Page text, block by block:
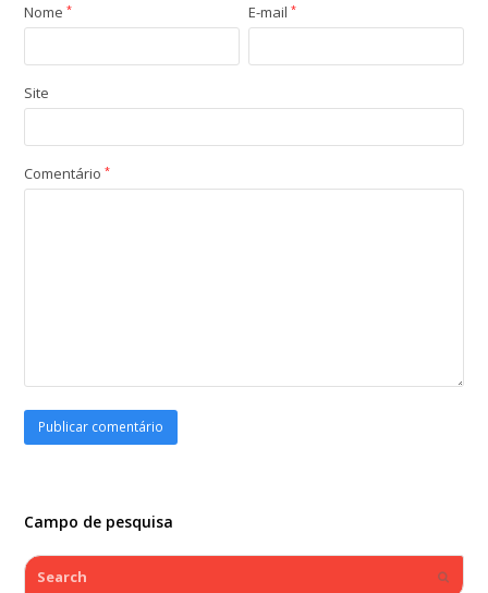
Nome* E-mail*
Site
Comentário*
Campo de pesquisa
Search